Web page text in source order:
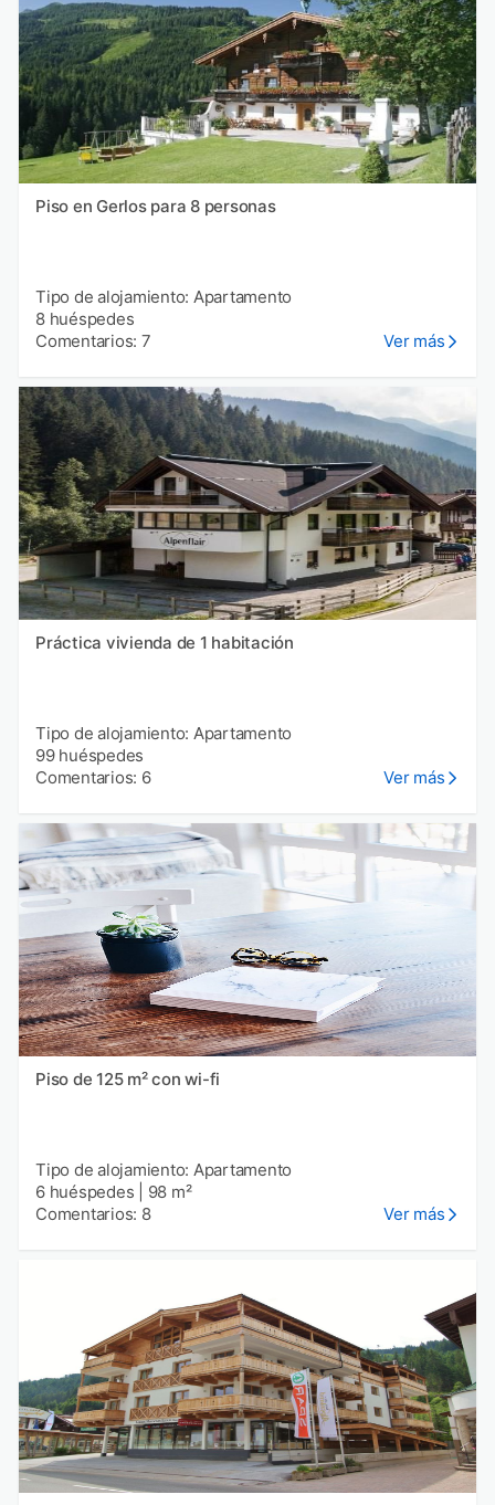
Piso en Gerlos para 8 personas
Tipo de alojamiento: Apartamento
8 huéspedes
Comentarios: 7
Ver más
Práctica vivienda de 1 habitación
Tipo de alojamiento: Apartamento
99 huéspedes
Comentarios: 6
Ver más
Piso de 125 m² con wi-fi
Tipo de alojamiento: Apartamento
6 huéspedes
98 m²
Comentarios: 8
Ver más